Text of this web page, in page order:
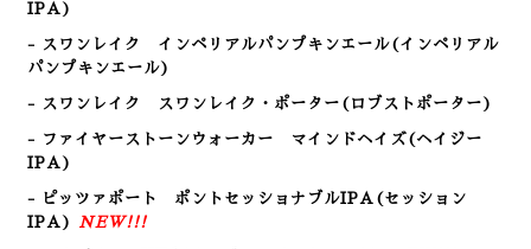
IPA)
- スワンレイク インペリアルパンプキンエール(インペリアル
パンプキンエール)
- スワンレイク スワンレイク・ポーター(ロブストポーター)
- ファイヤーストーンウォーカー マインドヘイズ(ヘイジー
IPA)
- ピッツァポート ポントセッショナブルIPA(セッション
IPA) NEW!!!